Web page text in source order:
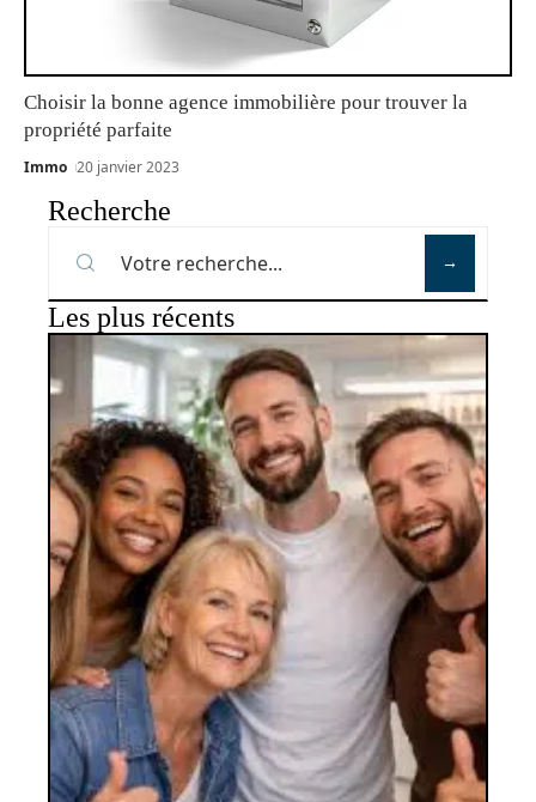
Choisir la bonne agence immobilière pour trouver la
propriété parfaite
Immo 20 janvier 2023
Recherche
Les plus récents